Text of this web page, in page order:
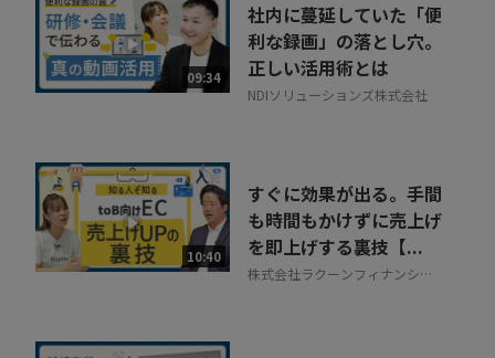
09:34
社内に蔓延していた「便
利な録画」の落とし穴。
正しい活用術とは
NDIソリューションズ株式会社
10:40
すぐに効果が出る。手間
も時間もかけずに売上げ
を即上げする裏技【...
株式会社ラクーンフィナンシャ